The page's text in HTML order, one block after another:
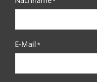
E-Mail*